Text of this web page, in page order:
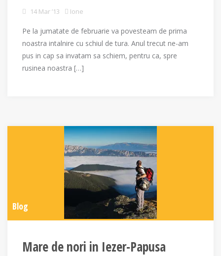
14 Mar ’13 Ione
Pe la jumatate de februarie va povesteam de prima
noastra intalnire cu schiul de tura. Anul trecut ne-am
pus in cap sa invatam sa schiem, pentru ca, spre
rusinea noastra […]
Blog
Mare de nori in Iezer-Papusa